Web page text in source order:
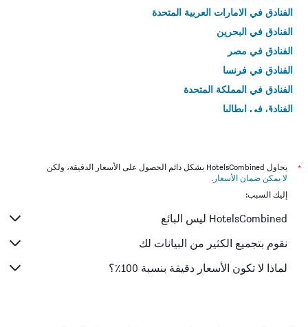
الفنادق في الامارات العربية المتحدة
الفنادق في البحرين
الفنادق في مصر
الفنادق في فرنسا
الفنادق في المملكة المتحدة
الفنادق في إيطاليا
*
يحاول HotelsCombined بشكل دائم الحصول على الأسعار الدقيقة، ولكن
لا يمكن ضمان الأسعار .
إليك السبب:
HotelsCombined ليس البائع
نقوم بتجميع الكثير من البيانات لك
لماذا لا تكون الأسعار دقيقة بنسبة 100٪؟